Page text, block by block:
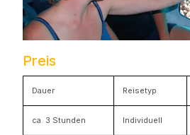
Preis
Dauer Reisetyp
ca. 3 Stunden Individuell